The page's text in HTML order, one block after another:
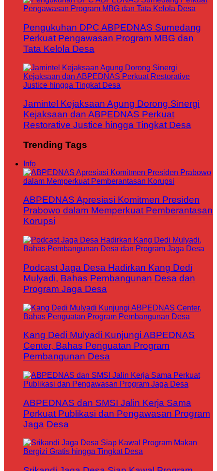
Pengukuhan DPC ABPEDNAS Sumedang
Perkuat Pengawasan Program MBG dan
Tata Kelola Desa
Jamintel Kejaksaan Agung Dorong Sinergi
Kejaksaan dan ABPEDNAS Perkuat
Restorative Justice hingga Tingkat Desa
Trending Tags
Info
ABPEDNAS Apresiasi Komitmen Presiden
Prabowo dalam Memperkuat Pemberantasan
Korupsi
Podcast Jaga Desa Hadirkan Kang Dedi
Mulyadi, Bahas Pembangunan Desa dan
Program Jaga Desa
Kang Dedi Mulyadi Kunjungi ABPEDNAS
Center, Bahas Penguatan Program
Pembangunan Desa
ABPEDNAS dan SMSI Jalin Kerja Sama
Perkuat Publikasi dan Pengawasan Program
Jaga Desa